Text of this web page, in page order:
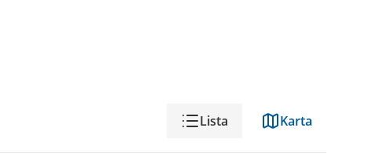
VisningLista Karta